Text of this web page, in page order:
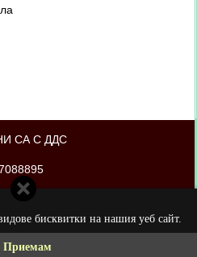
бисквитки на нашия уеб сайт.
Приемам
СА С ДДС
от PORTOKAL.biz